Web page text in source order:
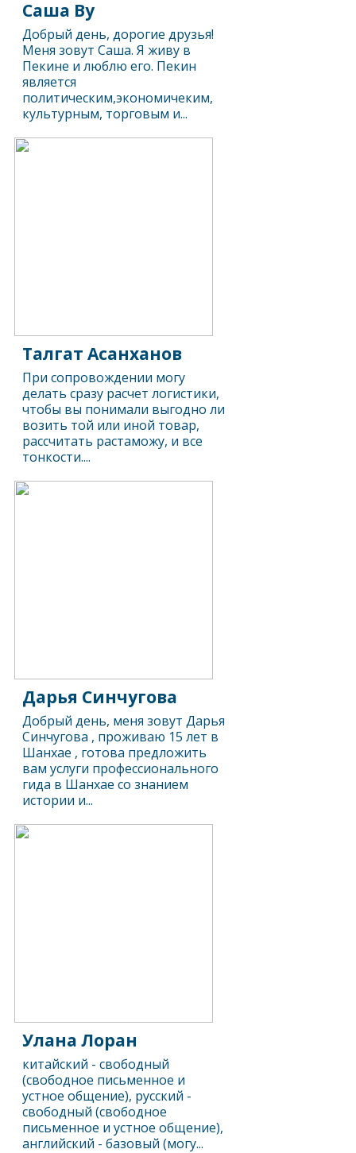
Саша Ву
Добрый день, дорогие друзья!
Меня зовут Саша. Я живу в
Пекине и люблю его. Пекин
является
политическим,экономичеким,
культурным, торговым и...
Талгат Асанханов
При сопровождении могу
делать сразу расчет логистики,
чтобы вы понимали выгодно ли
возить той или иной товар,
рассчитать растаможу, и все
тонкости....
Дарья Синчугова
Добрый день, меня зовут Дарья
Синчугова , проживаю 15 лет в
Шанхае , готова предложить
вам услуги профессионального
гида в Шанхае со знанием
истории и...
Улана Лоран
китайский - свободный
(свободное письменное и
устное общение), русский -
свободный (свободное
письменное и устное общение),
английский - базовый (могу...